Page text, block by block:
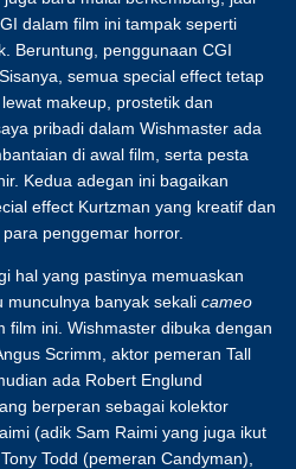
dalam film ini tampak seperti
Beruntung, penggunaan CGI
semua special effect tetap
makeup, prostetik dan
pribadi dalam Wishmaster ada
di awal film, serta pesta
Kedua adegan ini bagaikan
effect Kurtzman yang kreatif dan
penggemar horror.
hal yang pastinya memuaskan
munculnya banyak sekali cameo
film ini. Wishmaster dibuka dengan
Scrimm, aktor pemeran Tall
ada Robert Englund
berperan sebagai kolektor
(adik Sam Raimi yang juga ikut
Todd (pemeran Candyman),